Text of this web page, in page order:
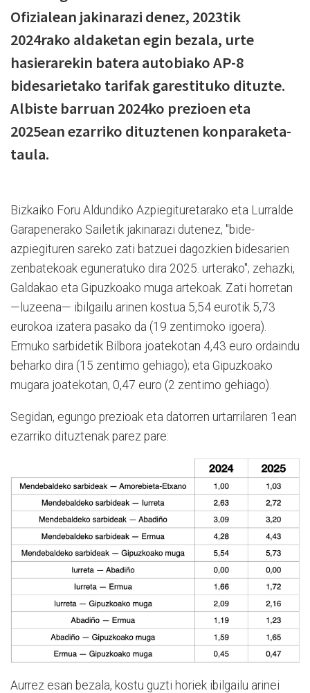
Ofizialean jakinarazi denez, 2023tik
2024rako aldaketan egin bezala, urte
hasierarekin batera autobiako AP-8
bidesarietako tarifak garestituko dituzte.
Albiste barruan 2024ko prezioen eta
2025ean ezarriko dituztenen konparaketa-
taula.
Bizkaiko Foru Aldundiko Azpiegituretarako eta Lurralde
Garapenerako Sailetik jakinarazi dutenez, "bide-
azpiegituren sareko zati batzuei dagozkien bidesarien
zenbatekoak eguneratuko dira 2025. urterako"; zehazki,
Galdakao eta Gipuzkoako muga artekoak. Zati horretan
—luzeena— ibilgailu arinen kostua 5,54 eurotik 5,73
eurokoa izatera pasako da (19 zentimoko igoera).
Ermuko sarbidetik Bilbora joatekotan 4,43 euro ordaindu
beharko dira (15 zentimo gehiago); eta Gipuzkoako
mugara joatekotan, 0,47 euro (2 zentimo gehiago).
Segidan, egungo prezioak eta datorren urtarrilaren 1ean
ezarriko dituztenak parez pare:
Aurrez esan bezala, kostu guzti horiek ibilgailu arinei